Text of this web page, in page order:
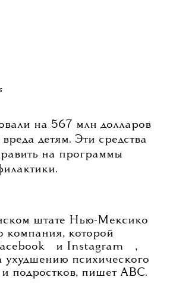
на 567 млн долларов
детям. Эти средства
на программы
штате Нью-Мексико
компания, которой
и Instagram
,
ухудшению психического
и подростков, пишет ABC.